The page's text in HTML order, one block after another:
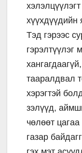
хүүхдүүдийн
Тэд гэрээс
гэрэлтүүлэг
тааралдвал
хэрэгтэй
зэлүүд,
чөлөөт
газар